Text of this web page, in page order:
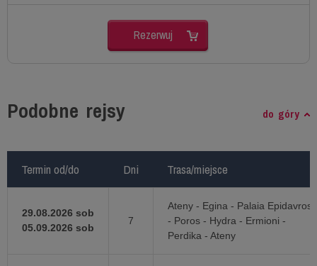
Rezerwuj
Podobne rejsy do góry
Termin od/do Dni Trasa/miejsce
29.08.2026 sob
05.09.2026 sob
7
Ateny - Egina - Palaia Epidavros
- Poros - Hydra - Ermioni -
Perdika - Ateny
Termin od/do Dni Trasa/miejsce